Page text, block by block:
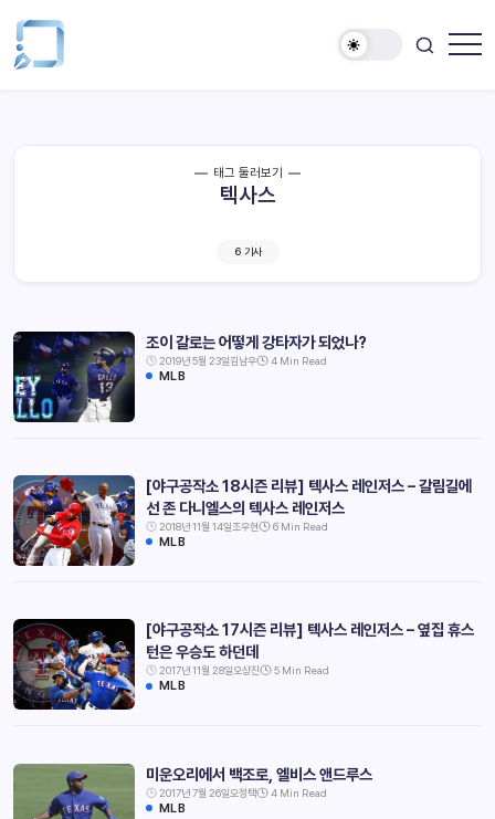
태그 둘러보기
텍사스
6 기사
조이 갈로는 어떻게 강타자가 되었나?
2019년 5월 23일김남우 4 Min Read
MLB
[야구공작소 18시즌 리뷰] 텍사스 레인저스 – 갈림길에
선 존 다니엘스의 텍사스 레인저스
2018년 11월 14일조우현 6 Min Read
MLB
[야구공작소 17시즌 리뷰] 텍사스 레인저스 – 옆집 휴스
턴은 우승도 하던데
2017년 11월 28일오상진 5 Min Read
MLB
미운오리에서 백조로, 엘비스 앤드루스
2017년 7월 26일오정택 4 Min Read
MLB